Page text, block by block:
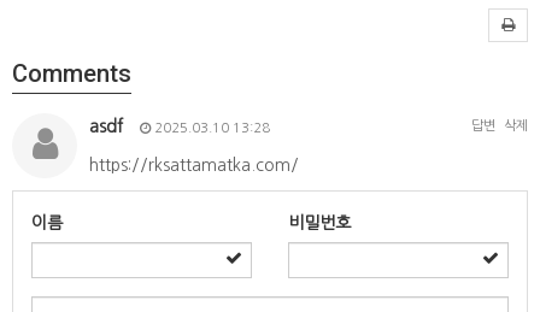
Comments
asdf 2025.03.10 13:28 답변 삭제
https://rksattamatka.com/
이름 비밀번호